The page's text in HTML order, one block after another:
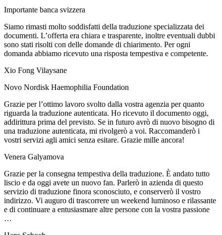
Importante banca svizzera
Siamo rimasti molto soddisfatti della traduzione specializzata dei
documenti. L’offerta era chiara e trasparente, inoltre eventuali dubbi
sono stati risolti con delle domande di chiarimento. Per ogni
domanda abbiamo ricevuto una risposta tempestiva e competente.
Xio Fong Vilaysane
Novo Nordisk Haemophilia Foundation
Grazie per l’ottimo lavoro svolto dalla vostra agenzia per quanto
riguarda la traduzione autenticata. Ho ricevuto il documento oggi,
addirittura prima del previsto. Se in futuro avrò di nuovo bisogno di
una traduzione autenticata, mi rivolgerò a voi. Raccomanderò i
vostri servizi agli amici senza esitare. Grazie mille ancora!
Venera Galyamova
Grazie per la consegna tempestiva della traduzione. È andato tutto
liscio e da oggi avete un nuovo fan. Parlerò in azienda di questo
servizio di traduzione finora sconosciuto, e conserverò il vostro
indirizzo. Vi auguro di trascorrere un weekend luminoso e rilassante
e di continuare a entusiasmare altre persone con la vostra passione
…